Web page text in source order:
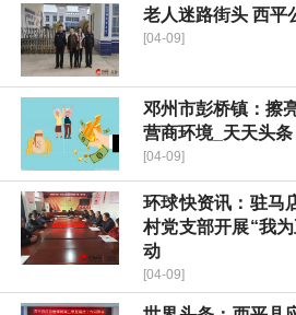
老人迷路街头 西平
[04-09]
邓州市彭桥镇：擦
营商环境_天天头条
[04-09]
环球快资讯：驻马
村党支部开展“我
动
[04-09]